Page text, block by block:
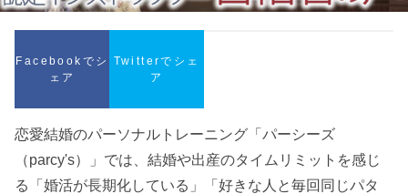
Facebookでシ
ェア
Twitterでシェ
ア
恋愛結婚のパーソナルトレーニング「パーシーズ
（parcy's）」では、結婚や出産のタイムリミットを感じ
る「婚活が長期化している」「好きな人と毎回同じパタ